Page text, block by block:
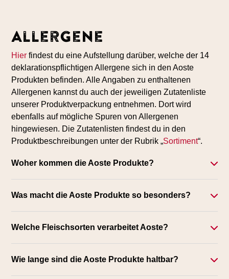
Allergene
Hier findest du eine Aufstellung darüber, welche der 14
deklarationspflichtigen Allergene sich in den Aoste
Produkten befinden. Alle Angaben zu enthaltenen
Allergenen kannst du auch der jeweiligen Zutatenliste
unserer Produktverpackung entnehmen. Dort wird
ebenfalls auf mögliche Spuren von Allergenen
hingewiesen. Die Zutatenlisten findest du in den
Produktbeschreibungen unter der Rubrik „Sortiment“.
Woher kommen die Aoste Produkte?
Was macht die Aoste Produkte so besonders?
Welche Fleischsorten verarbeitet Aoste?
Wie lange sind die Aoste Produkte haltbar?